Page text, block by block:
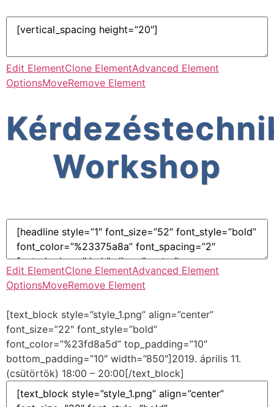
Edit ElementClone ElementAdvanced Element
OptionsMoveRemove Element
Workshop
Edit ElementClone ElementAdvanced Element
OptionsMoveRemove Element
[text_block style=”style_1.png” align=”center”
font_size=”22″ font_style=”bold”
font_color=”%23fd8a5d” top_padding=”10″
bottom_padding=”10″ width=”850″]2019. április 11.
(csütörtök) 18:00 – 20:00[/text_block]